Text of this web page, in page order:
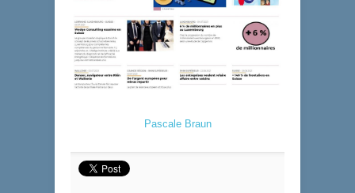
Pascale Braun